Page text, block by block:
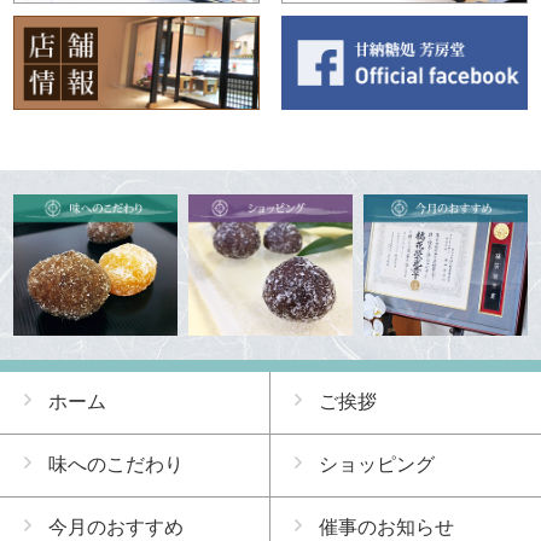
ホーム ご挨拶
味へのこだわり ショッピング
今月のおすすめ 催事のお知らせ